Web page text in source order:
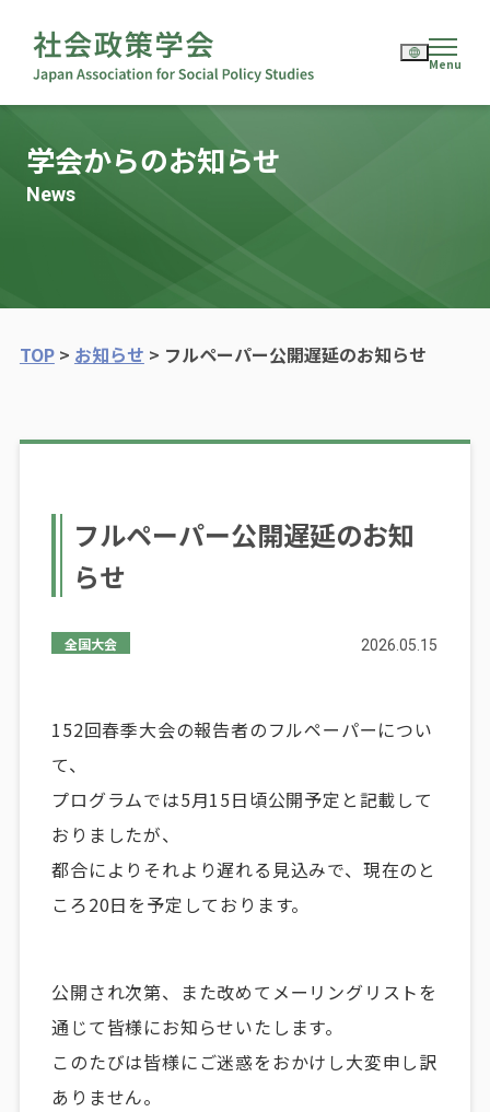
学会からのお知らせ
News
TOP> お知らせ > フルペーパー公開遅延のお知らせ
フルペーパー公開遅延のお知
らせ
2026.05.15
全国大会
152回春季大会の報告者のフルペーパーについ
て、
プログラムでは5月15日頃公開予定と記載して
おりましたが、
都合によりそれより遅れる見込みで、現在のと
ころ20日を予定しております。
公開され次第、また改めてメーリングリストを
通じて皆様にお知らせいたします。
このたびは皆様にご迷惑をおかけし大変申し訳
ありません。